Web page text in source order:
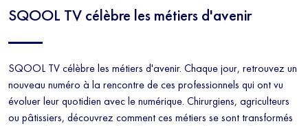
SQOOL TV célèbre les métiers d'avenir
SQOOL TV célèbre les métiers d'avenir. Chaque jour, retrouvez un
nouveau numéro à la rencontre de ces professionnels qui ont vu
évoluer leur quotidien avec le numérique. Chirurgiens, agriculteurs
ou pâtissiers, découvrez comment ces métiers se sont transformés